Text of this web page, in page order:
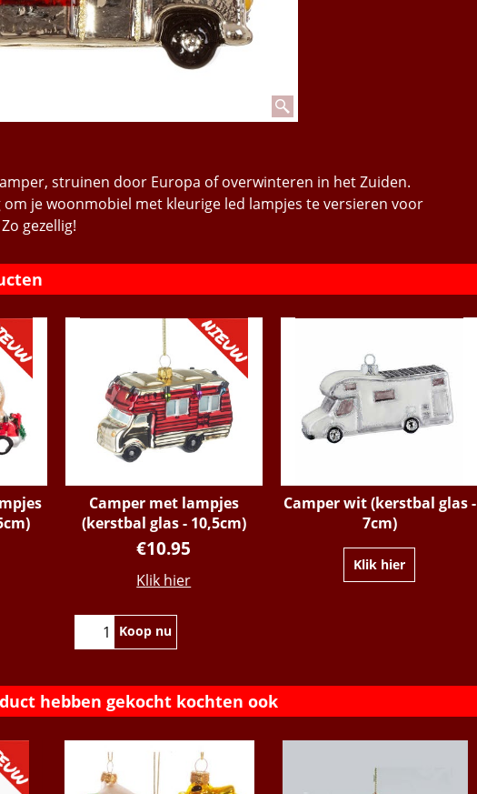
struinen door Europa of overwinteren in het Zuiden.
om je woonmobiel met kleurige led lampjes te versieren voor
gezellig!
Camper met lampjes
(kerstbal glas - 10,5cm)
€10.95
Klik hier
Koop nu
Camper wit (kerstbal glas -
7cm)
Klik hier
hebben gekocht kochten ook